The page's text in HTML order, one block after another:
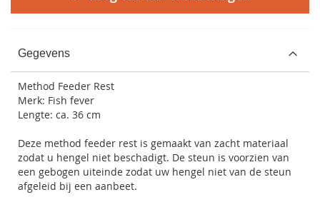
Gegevens
Method Feeder Rest
Merk: Fish fever
Lengte: ca. 36 cm
Deze method feeder rest is gemaakt van zacht materiaal
zodat u hengel niet beschadigt. De steun is voorzien van
een gebogen uiteinde zodat uw hengel niet van de steun
afgeleid bij een aanbeet.